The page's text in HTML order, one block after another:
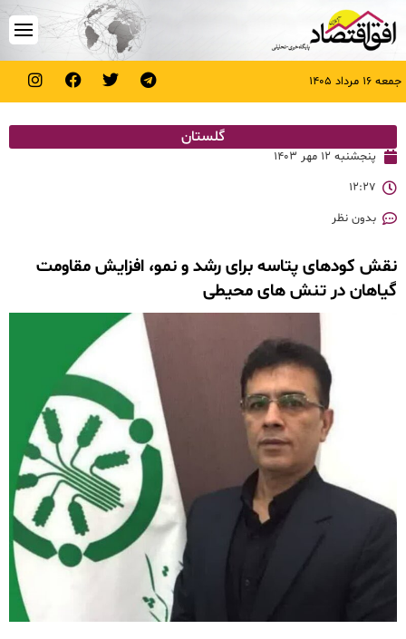
جمعه ۱۶ مرداد ۱۴۰۵
گلستان
پنجشنبه ۱۲ مهر ۱۴۰۳
۱۲:۲۷
بدون نظر
نقش کودهای پتاسه برای رشد و نمو، افزایش مقاومت
گیاهان در تنش های محیطی